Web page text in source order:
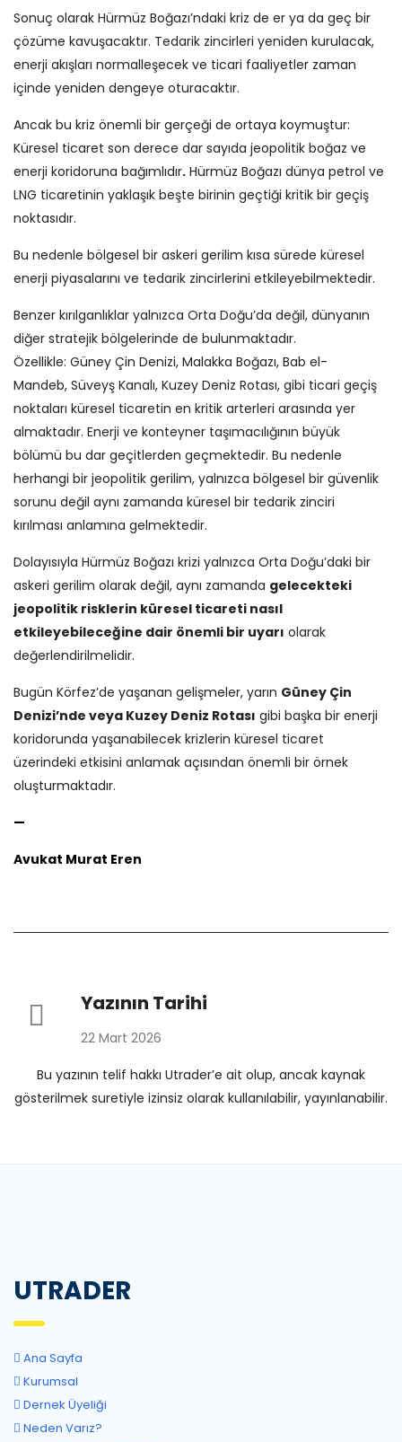
Sonuç olarak Hürmüz Boğazı’ndaki kriz de er ya da geç bir
çözüme kavuşacaktır. Tedarik zincirleri yeniden kurulacak,
enerji akışları normalleşecek ve ticari faaliyetler zaman
içinde yeniden dengeye oturacaktır.
Ancak bu kriz önemli bir gerçeği de ortaya koymuştur:
Küresel ticaret son derece dar sayıda jeopolitik boğaz ve
enerji koridoruna bağımlıdır. Hürmüz Boğazı dünya petrol ve
LNG ticaretinin yaklaşık beşte birinin geçtiği kritik bir geçiş
noktasıdır.
Bu nedenle bölgesel bir askeri gerilim kısa sürede küresel
enerji piyasalarını ve tedarik zincirlerini etkileyebilmektedir.
Benzer kırılganlıklar yalnızca Orta Doğu’da değil, dünyanın
diğer stratejik bölgelerinde de bulunmaktadır.
Özellikle: Güney Çin Denizi, Malakka Boğazı, Bab el-
Mandeb, Süveyş Kanalı, Kuzey Deniz Rotası, gibi ticari geçiş
noktaları küresel ticaretin en kritik arterleri arasında yer
almaktadır. Enerji ve konteyner taşımacılığının büyük
bölümü bu dar geçitlerden geçmektedir. Bu nedenle
herhangi bir jeopolitik gerilim, yalnızca bölgesel bir güvenlik
sorunu değil aynı zamanda küresel bir tedarik zinciri
kırılması anlamına gelmektedir.
Dolayısıyla Hürmüz Boğazı krizi yalnızca Orta Doğu’daki bir
askeri gerilim olarak değil, aynı zamanda gelecekteki
jeopolitik risklerin küresel ticareti nasıl
etkileyebileceğine dair önemli bir uyarı olarak
değerlendirilmelidir.
Bugün Körfez’de yaşanan gelişmeler, yarın Güney Çin
Denizi’nde veya Kuzey Deniz Rotası gibi başka bir enerji
koridorunda yaşanabilecek krizlerin küresel ticaret
üzerindeki etkisini anlamak açısından önemli bir örnek
oluşturmaktadır.
—
Avukat Murat Eren
Yazının Tarihi
22 Mart 2026
Bu yazının telif hakkı Utrader’e ait olup, ancak kaynak
gösterilmek suretiyle izinsiz olarak kullanılabilir, yayınlanabilir.
UTRADER
Ana Sayfa
Kurumsal
Dernek Üyeliği
Neden Varız?